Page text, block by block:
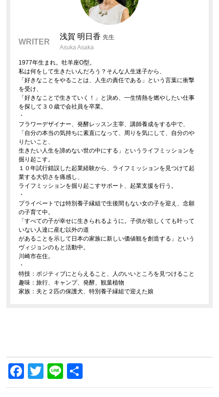
WRITER
浅賀 明日香 先生
Asuka Asaka
1977年生まれ。牡羊座O型。
私は何をして生きたいんだろう？そんな人生迷子から、
「好きなことをやることは、人生の責任である」という言葉に衝撃
を受け、
「好きなことで生きていく！」と決め、一生情熱を燃やしたい仕事
を探して３０歳で会社員を卒業。
・
フラワーデザイナー、発酵レッスン主宰、講師養成をする中で、
「自分の本当の気持ちに素直になって、周りを気にして、自分のや
りたいこと、
生きたい人生を諦めない世の中にする」というライフミッションを
掘り起こす。
１０年試行錯誤した起業経験から、ライフミッションを見つけて起
業する大切さを痛感し、
ライフミッションを掘り起こすサポート、起業支援を行う。
・
プライベートでは特別養子縁組で生後間もない女の子を迎え、念願
の子育て中。
「すべての子が幸せに生きられるように。子供が欲しくても叶って
いない人達に産む以外の道
があることを示して日本の家族に新しい価値観を創造する」という
ヴィジョンのもと活動中。
川崎市在住。
・
特技：ポジティブにとらえること、人のいいところを見つけること
趣味：旅行、キャンプ、発酵、観葉植物
家族：夫と２匹の保護犬、特別養子縁組で迎えた娘
Facebook
Twitter
Line
有